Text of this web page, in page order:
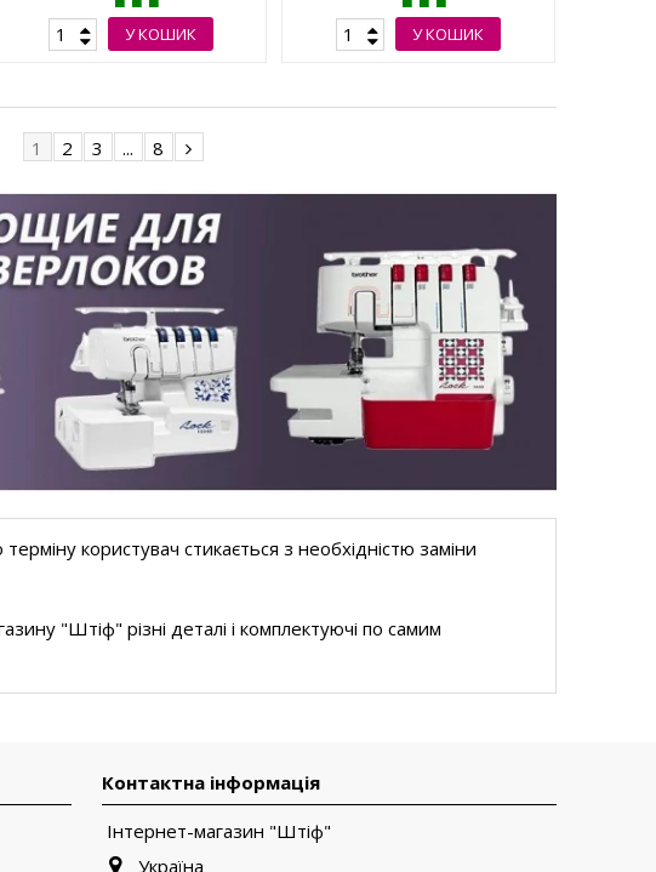
У КОШИК У КОШИК
1 2 3 ... 8
користувач стикається з необхідністю заміни
"Штіф" різні деталі і комплектуючі по самим
Контактна інформація
Інтернет-магазин "Штіф"
Україна